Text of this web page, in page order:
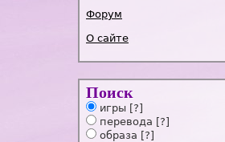
Форум
О сайте
Поиск
игры [?]
перевода [?]
образа [?]